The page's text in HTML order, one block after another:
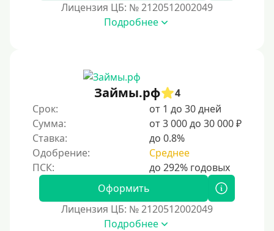
Лицензия ЦБ: № 2120512002049
Подробнее
Займы.рф
4
Срок:
от 1 до 30 дней
Сумма:
от 3 000 до 30 000 ₽
Ставка:
до 0.8%
Одобрение:
Среднее
Оформить
Лицензия ЦБ: № 2120512002049
Подробнее